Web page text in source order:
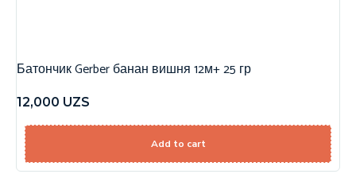
Батончик Gerber банан вишня 12м+ 25 гр
12,000 UZS
Add to cart